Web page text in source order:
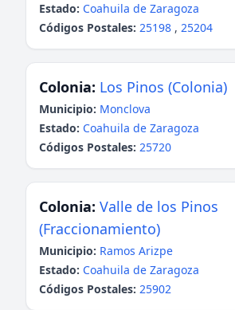
Estado: Coahuila de Zaragoza
Códigos Postales: 25198 , 25204
Colonia: Los Pinos (Colonia)
Municipio: Monclova
Estado: Coahuila de Zaragoza
Códigos Postales: 25720
Colonia: Valle de los Pinos
(Fraccionamiento)
Municipio: Ramos Arizpe
Estado: Coahuila de Zaragoza
Códigos Postales: 25902